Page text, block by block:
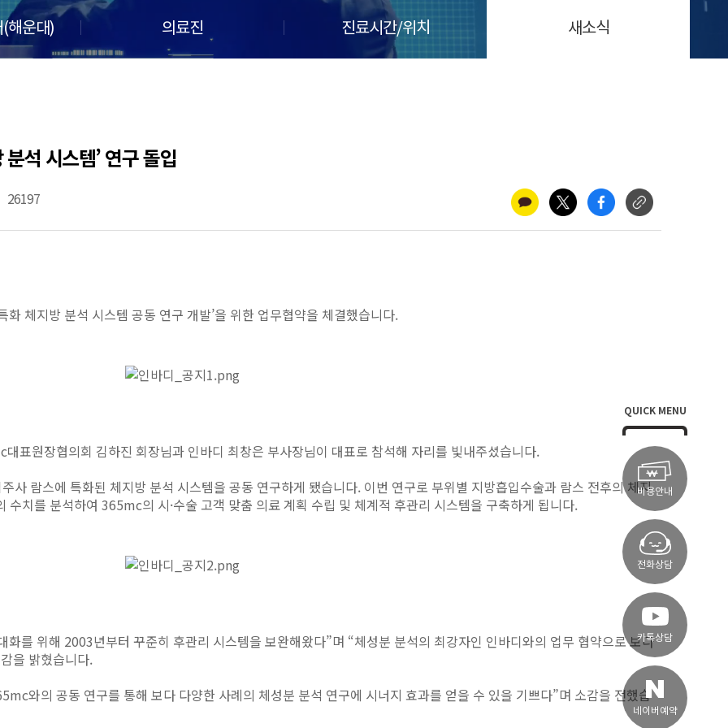
해운대) 의료진 진료시간/위치 새소식
석 시스템’ 연구 돌입
26197
체지방 분석 시스템 공동 연구 개발’을 위한 업무협약을 체결했습니다.
표원장협의회 김하진 회장님과 인바디 최창은 부사장님이 대표로 참석해 자리를 빛내주셨습니다.
사 람스에 특화된 체지방 분석 시스템을 공동 연구하게 됐습니다. 이번 연구로 부위별 지방흡입수술과 람스 전후의 체지
치를 분석하여 365mc의 시·수술 고객 맞춤 의료 계획 수립 및 체계적 후관리 시스템을 구축하게 됩니다.
를 위해 2003년부터 꾸준히 후관리 시스템을 보완해왔다”며 “체성분 분석의 최강자인 인바디와의 업무 협약으로 보다
을 밝혔습니다.
와의 공동 연구를 통해 보다 다양한 사례의 체성분 분석 연구에 시너지 효과를 얻을 수 있을 기쁘다”며 소감을 전했습
QUICK MENU
비용안내
전화상담
카톡상담
네이버예약